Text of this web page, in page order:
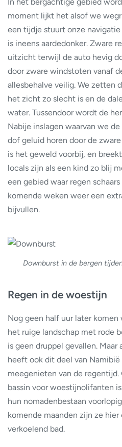
moment lijkt het alsof we
een tijdje stuurt onze
is ineens aardedonker. Zware
uitzicht terwijl de auto hevig
door zware windstoten vanaf
allesbehalve veilig. We zetten
het zicht zo slecht is en de
water. Tussendoor wordt de
Nabije inslagen waarvan we
dof geluid horen door de
is het geweld voorbij, en
locals zijn als een kind zo blij
een gebied waar regen
komende weken weer een
bijvullen.
Downburst in de bergen
Regen in de woestijn
Nog geen half uur later
het ruige landschap met rode
is geen druppel gevallen. Maar
heeft ook dit deel van
meegenieten van de
bassin voor woestijnolifanten
hun nomadenbestaan
komende maanden zijn ze
verkoelend bad.